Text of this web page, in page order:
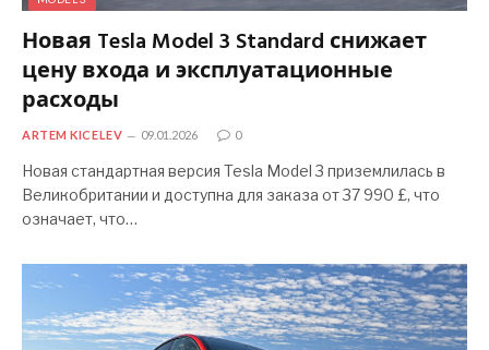
Новая Tesla Model 3 Standard снижает
цену входа и эксплуатационные
расходы
ARTEM KICELEV 09.01.2026 0
Новая стандартная версия Tesla Model 3 приземлилась в
Великобритании и доступна для заказа от 37 990 £, что
означает, что…